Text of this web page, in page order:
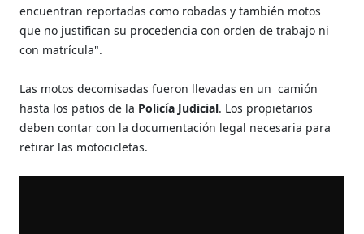
encuentran reportadas como robadas y también motos
que no justifican su procedencia con orden de trabajo ni
con matrícula".
Las motos decomisadas fueron llevadas en un camión
hasta los patios de la Policía Judicial. Los propietarios
deben contar con la documentación legal necesaria para
retirar las motocicletas.